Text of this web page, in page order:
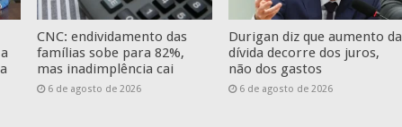
CNC: endividamento das
famílias sobe para 82%,
mas inadimplência cai
6 de agosto de 2026
Durigan diz que aumento da
dívida decorre dos juros,
não dos gastos
6 de agosto de 2026